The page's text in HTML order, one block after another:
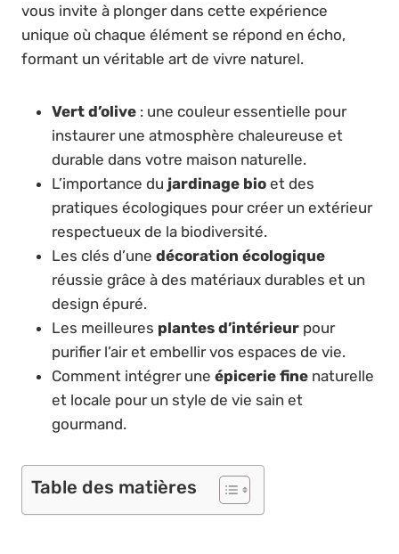
vous invite à plonger dans cette expérience
unique où chaque élément se répond en écho,
formant un véritable art de vivre naturel.
Vert d’olive : une couleur essentielle pour
instaurer une atmosphère chaleureuse et
durable dans votre maison naturelle.
L’importance du jardinage bio et des
pratiques écologiques pour créer un extérieur
respectueux de la biodiversité.
Les clés d’une décoration écologique
réussie grâce à des matériaux durables et un
design épuré.
Les meilleures plantes d’intérieur pour
purifier l’air et embellir vos espaces de vie.
Comment intégrer une épicerie fine naturelle
et locale pour un style de vie sain et
gourmand.
Table des matières